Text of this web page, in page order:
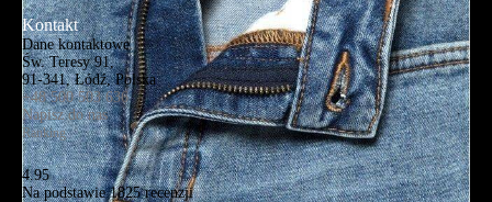
Kontakt
Dane kontaktowe
Św. Teresy 91,
91-341, Łódź, Polska
+48 500 503 636
Napisz do nas
Ranking
4.95
Na podstawie1825recenzji